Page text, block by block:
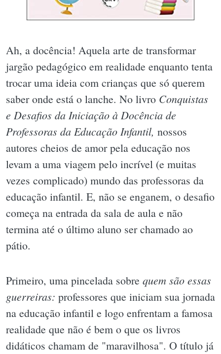
Ah, a docência! Aquela arte de transformar
jargão pedagógico em realidade enquanto tenta
trocar uma ideia com crianças que só querem
saber onde está o lanche. No livro Conquistas
e Desafios da Iniciação à Docência de
Professoras da Educação Infantil, nossos
autores cheios de amor pela educação nos
levam a uma viagem pelo incrível (e muitas
vezes complicado) mundo das professoras da
educação infantil. E, não se enganem, o desafio
começa na entrada da sala de aula e não
termina até o último aluno ser chamado ao
pátio.
Primeiro, uma pincelada sobre quem são essas
guerreiras: professores que iniciam sua jornada
na educação infantil e logo enfrentam a famosa
realidade que não é bem o que os livros
didáticos chamam de "maravilhosa". O título já